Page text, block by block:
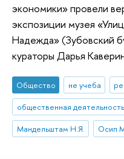
экономики» провели
экспозиции музея
Надежда» (Зубовский
кураторы Дарья
Общество не учеба
общественная деятельность
Мандельштам Н.Я.
Осип